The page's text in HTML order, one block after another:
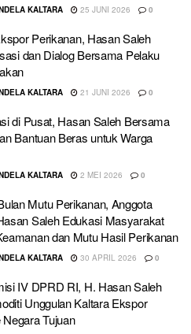
KALTARA 25 JUNI 2026 0
Perikanan, Hasan Saleh
dan Dialog Bersama Pelaku
KALTARA 21 JUNI 2026 0
di Pusat, Hasan Saleh Bersama
Bantuan Beras untuk Warga
KALTARA 2 MEI 2026 0
Mutu Perikanan, Anggota
Saleh Edukasi Masyarakat
dan Mutu Hasil Perikanan
KALTARA 30 APRIL 2026 0
IV DPRD RI, H. Hasan Saleh
Unggulan Kaltara Ekspor
Tujuan